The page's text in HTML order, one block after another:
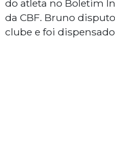
do atleta no Boletim
da CBF. Bruno
clube e foi